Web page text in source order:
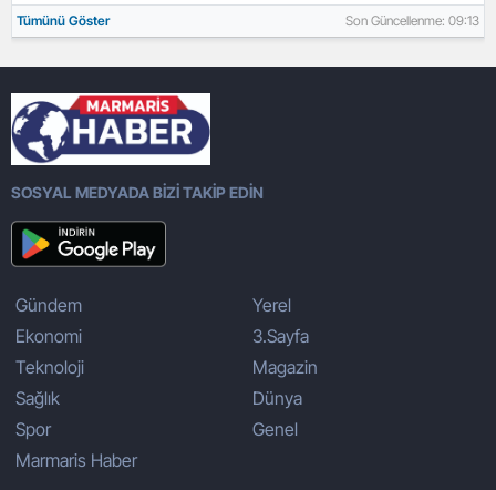
Tümünü Göster Son Güncellenme: 09:13
SOSYAL MEDYADA BİZİ TAKİP EDİN
Gündem
Ekonomi
Teknoloji
Sağlık
Spor
Marmaris Haber
Yerel
3.Sayfa
Magazin
Dünya
Genel